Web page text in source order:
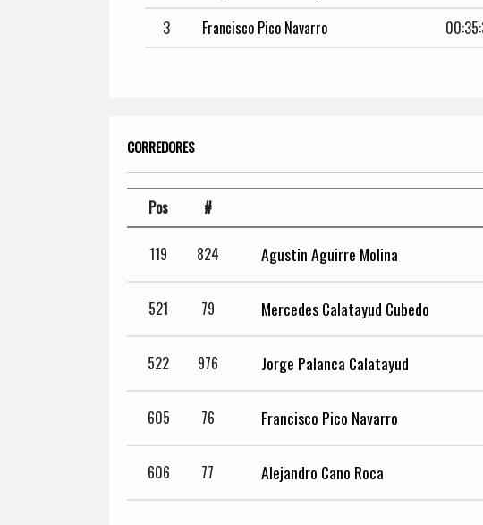
3
Francisco Pico Navarro
CORREDORES
Pos #
119 824 Agustin Aguirre Molina
521 79 Mercedes Calatayud Cubedo
522 976 Jorge Palanca Calatayud
605 76 Francisco Pico Navarro
606 77 Alejandro Cano Roca